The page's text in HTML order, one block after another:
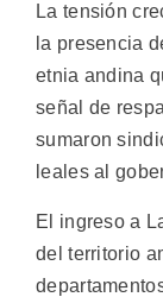
La tensión
la presencia
etnia andina
señal de
sumaron
leales al
El ingreso a
del territorio